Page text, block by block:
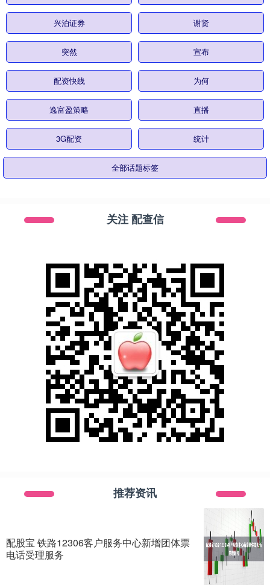
兴泊证券 谢贤
突然 宣布
配资快线 为何
逸富盈策略 直播
3G配资 统计
全部话题标签
关注 配查信
推荐资讯
配股宝 铁路12306客户服务中心新增团体票
电话受理服务